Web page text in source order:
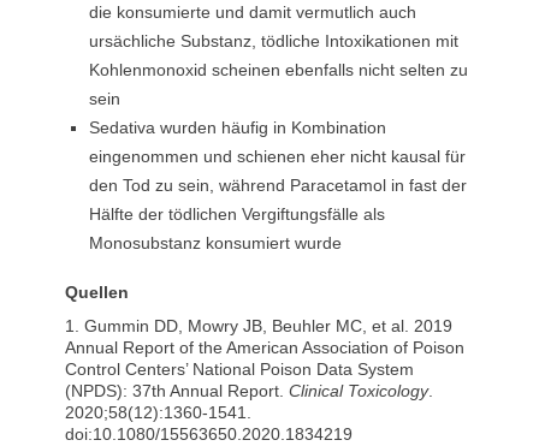
die konsumierte und damit vermutlich auch
ursächliche Substanz, tödliche Intoxikationen mit
Kohlenmonoxid scheinen ebenfalls nicht selten zu
sein
Sedativa wurden häufig in Kombination
eingenommen und schienen eher nicht kausal für
den Tod zu sein, während Paracetamol in fast der
Hälfte der tödlichen Vergiftungsfälle als
Monosubstanz konsumiert wurde
Quellen
1. Gummin DD, Mowry JB, Beuhler MC, et al. 2019
Annual Report of the American Association of Poison
Control Centers’ National Poison Data System
(NPDS): 37th Annual Report. Clinical Toxicology.
2020;58(12):1360-1541.
doi:10.1080/15563650.2020.1834219